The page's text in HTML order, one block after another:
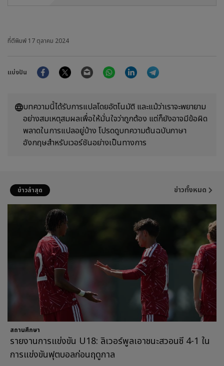
ที่ตีพิมพ์ 17 ตุลาคม 2024
แบ่งปัน
FacebookTwitter Email WhatsAppLinkedIn
บทความนี้ได้รับการแปลโดยอัตโนมัติ และแม้ว่าเราจะพยายาม
อย่างสมเหตุสมผลเพื่อให้มั่นใจว่าถูกต้อง แต่ก็ยังอาจมีข้อผิด
พลาดในการแปลอยู่บ้าง โปรดดูบทความต้นฉบับภาษา
อังกฤษสำหรับเวอร์ชันอย่างเป็นทางการ
ข่าวล่าสุด ข่าวทั้งหมด
สถานศึกษา
รายงานการแข่งขัน U18: ลิเวอร์พูลเอาชนะสวอนซี 4-1 ใน
การแข่งขันฟุตบอลก่อนฤดูกาล